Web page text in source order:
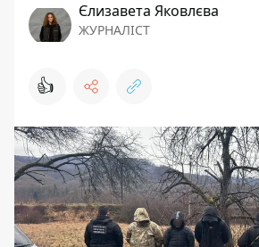
Єлизавета Яковлєва
ЖУРНАЛІСТ
👍